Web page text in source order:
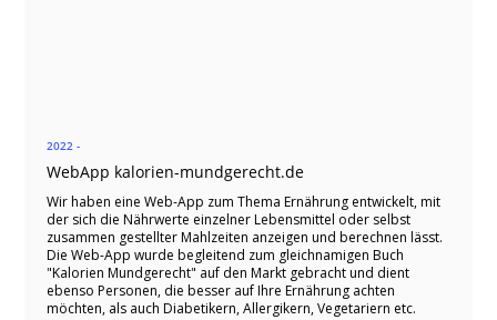
2022 -
WebApp kalorien-mundgerecht.de
Wir haben eine Web-App zum Thema Ernährung entwickelt, mit
der sich die Nährwerte einzelner Lebensmittel oder selbst
zusammen gestellter Mahlzeiten anzeigen und berechnen lässt.
Die Web-App wurde begleitend zum gleichnamigen Buch
"Kalorien Mundgerecht" auf den Markt gebracht und dient
ebenso Personen, die besser auf Ihre Ernährung achten
möchten, als auch Diabetikern, Allergikern, Vegetariern etc.